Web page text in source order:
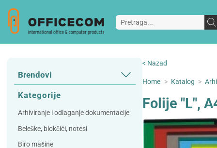
Brendovi
3L
A Plus
Accessories
AD
Alco
Artoz
Kategorije
Arhiviranje i odlaganje dokumentacije
Beleške, blokčići, notesi
Biro mašine
< Nazad
Home > Katalog >
Folije "L",